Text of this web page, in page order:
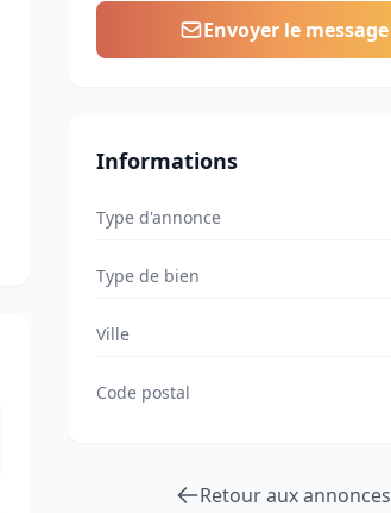
Envoyer le message
Informations
Type d'annonce
Type de bien
Ville
Code postal
Retour aux annonces